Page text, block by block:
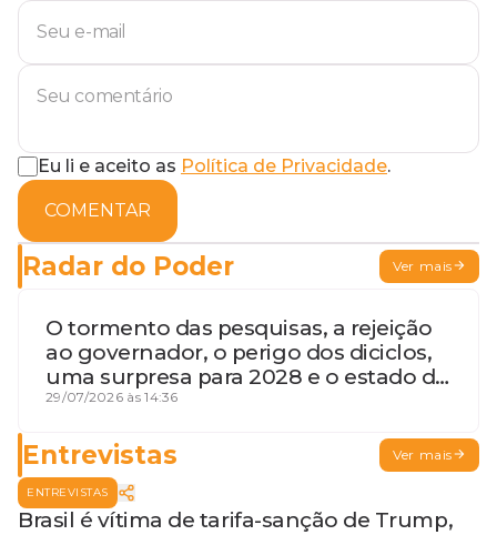
Eu li e aceito as Política de Privacidade.
COMENTAR
Radar do Poder Ver mais
O tormento das pesquisas, a rejeição
ao governador, o perigo dos diciclos,
uma surpresa para 2028 e o estado de
terceira guerra mundial
29/07/2026 às 14:36
Entrevistas Ver mais
ENTREVISTAS
Brasil é vítima de tarifa-sanção de Trump,